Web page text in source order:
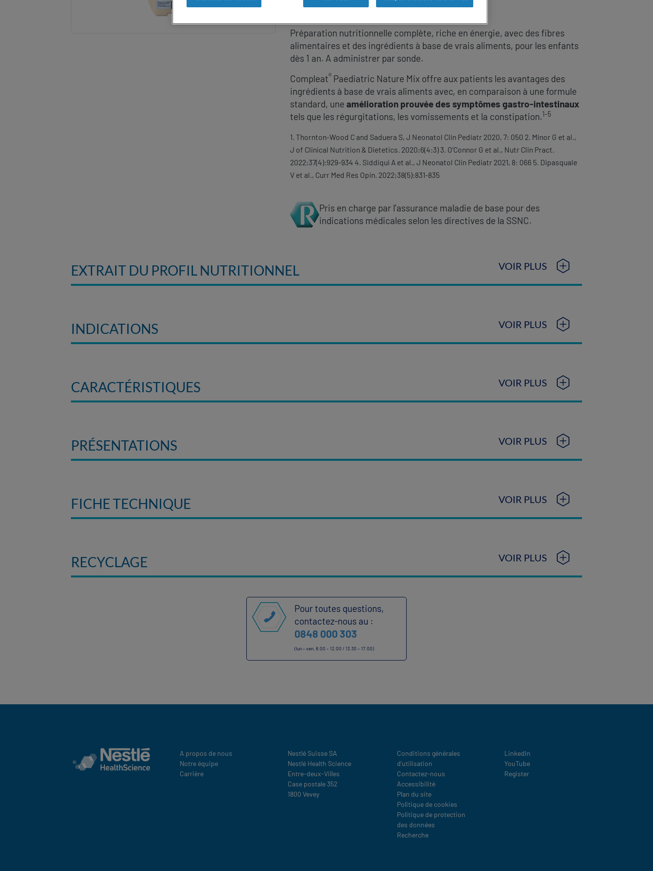
Préparation nutritionnelle complète, riche en énergie, avec des fibres
alimentaires et des ingrédients à base de vrais aliments, pour les enfants
dès 1 an. A administrer par sonde.
Compleat®Paediatric Nature Mix offre aux patients les avantages des
ingrédients à base de vrais aliments avec, en comparaison à une formule
standard, une amélioration prouvée des symptômes gastro-intestinaux
tels que les régurgitations, les vomissements et la constipation.1-5
1. Thornton-Wood C and Saduera S, J Neonatol Clin Pediatr 2020, 7: 050 2. Minor G et al.,
J of Clinical Nutrition & Dietetics. 2020;6(4:3) 3. O’Connor G et al., Nutr Clin Pract.
2022;37(4):929-934 4. Siddiqui A et al., J Neonatol Clin Pediatr 2021, 8: 066 5. Dipasquale
V et al., Curr Med Res Opin. 2022;38(5):831-835
Pris en charge par l'assurance maladie de base pour des
indications médicales selon les directives de la SSNC.
EXTRAIT DU PROFIL NUTRITIONNEL VOIR PLUS
INDICATIONS VOIR PLUS
CARACTÉRISTIQUES VOIR PLUS
PRÉSENTATIONS VOIR PLUS
FICHE TECHNIQUE VOIR PLUS
RECYCLAGE VOIR PLUS
Pour toutes questions,
contactez-nous au :
0848 000 303
(lun – ven, 8.00 – 12.00 / 13.30 – 17.00)
A propos de nous
Notre équipe
Carrière
Nestlé Suisse SA
Nestlé Health Science
Entre-deux-Villes
Case postale 352
1800 Vevey
Legal
Conditions générales
d'utilisation
Contactez-nous
Accessibilité
Plan du site
Politique de cookies
Politique de protection
des données
Recherche
Social
LinkedIn
YouTube
Register